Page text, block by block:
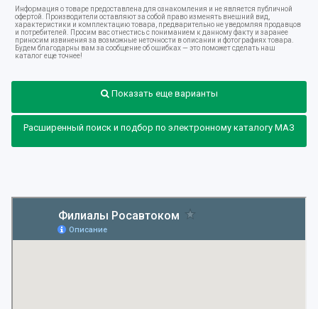
Информация о товаре предоставлена для ознакомления и не является публичной
офертой. Производители оставляют за собой право изменять внешний вид,
характеристики и комплектацию товара, предварительно не уведомляя продавцов
и потребителей. Просим вас отнестись с пониманием к данному факту и заранее
приносим извинения за возможные неточности в описании и фотографиях товара.
Будем благодарны вам за сообщение об ошибках — это поможет сделать наш
каталог еще точнее!
Показать еще варианты
Расширенный поиск и подбор по электронному каталогу МАЗ